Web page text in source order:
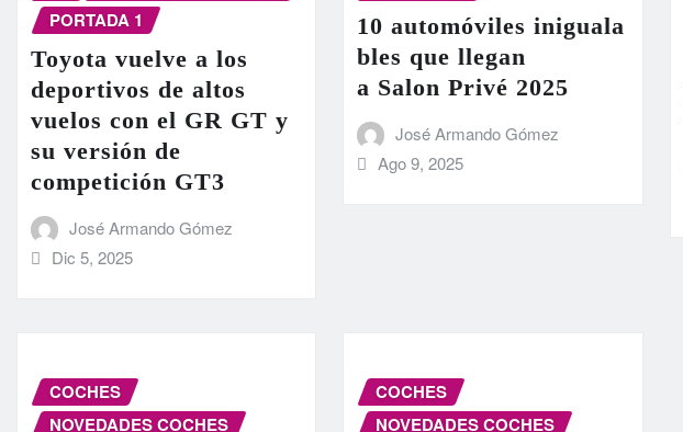
PORTADA 1
Toyota vuelve a los
deportivos de altos
vuelos con el GR GT y
su versión de
competición GT3
José Armando Gómez
Dic 5, 2025
10 automóviles iniguala
bles que llegan
a Salon Privé 2025
José Armando Gómez
Ago 9, 2025
COCHES
NOVEDADES COCHES
COCHES
NOVEDADES COCHES